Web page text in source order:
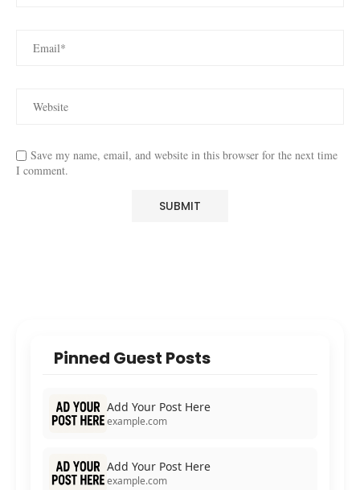
Save my name, email, and website in this browser for the next time
I comment.
Pinned Guest Posts
Add Your Post Here
example.com
Add Your Post Here
example.com